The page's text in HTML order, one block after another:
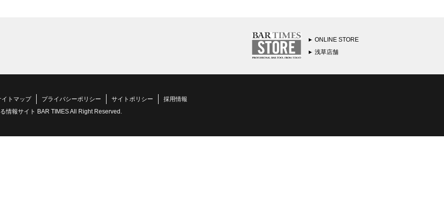
ONLINE STORE
浅草店舗
イトマップ プライバシーポリシー サイトポリシー
採用情報
情報サイト BAR TIMES All Right Reserved.